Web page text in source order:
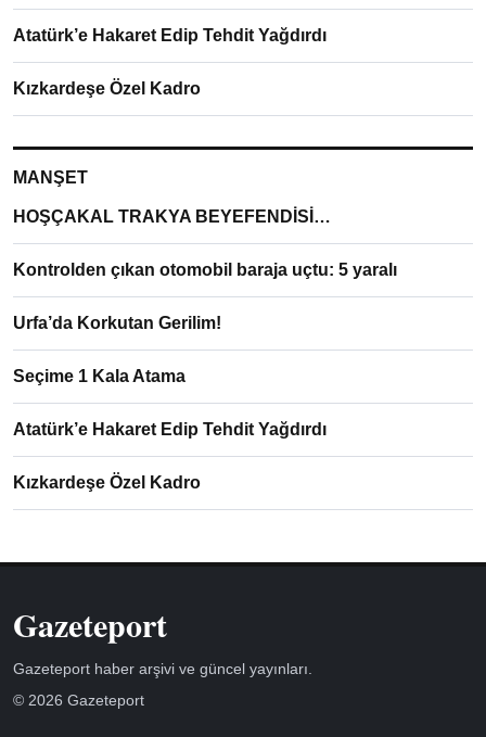
Atatürk’e Hakaret Edip Tehdit Yağdırdı
Kızkardeşe Özel Kadro
MANŞET
HOŞÇAKAL TRAKYA BEYEFENDİSİ…
Kontrolden çıkan otomobil baraja uçtu: 5 yaralı
Urfa’da Korkutan Gerilim!
Seçime 1 Kala Atama
Atatürk’e Hakaret Edip Tehdit Yağdırdı
Kızkardeşe Özel Kadro
Gazeteport
Gazeteport haber arşivi ve güncel yayınları.
© 2026 Gazeteport